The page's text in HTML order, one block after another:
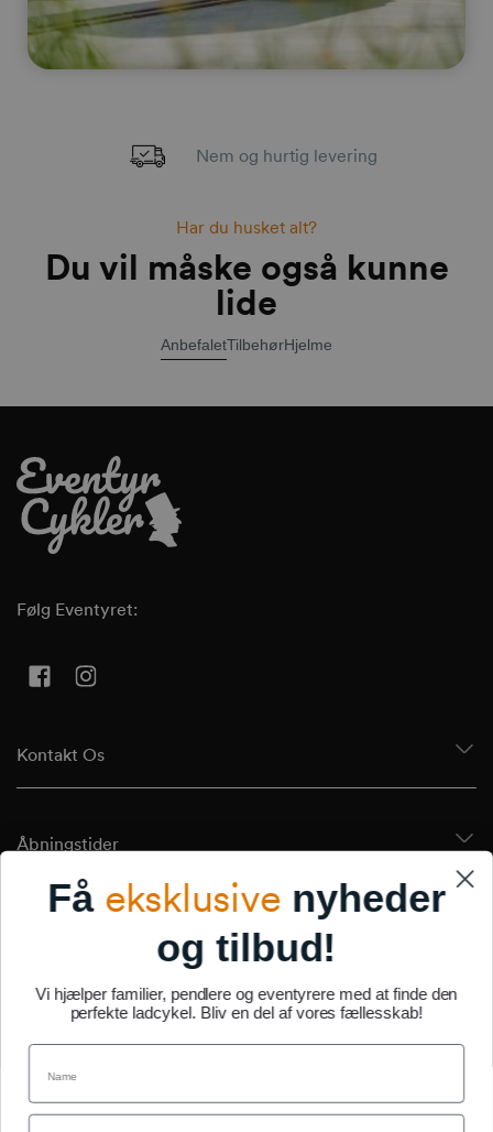
Nem og hurtig levering
Har du husket alt?
Du vil måske også kunne
lide
AnbefaletTilbehørHjelme
Følg Eventyret:
FacebookInstagram
Kontakt Os
Åbningstider
Tilmeld Dig Vores Nyhedsbrev
Om Os
Få eksklusive nyheder
og tilbud!
Vi hjælper familier, pendlere og eventyrere med at finde den
perfekte ladcykel. Bliv en del af vores fællesskab!
Name
Email